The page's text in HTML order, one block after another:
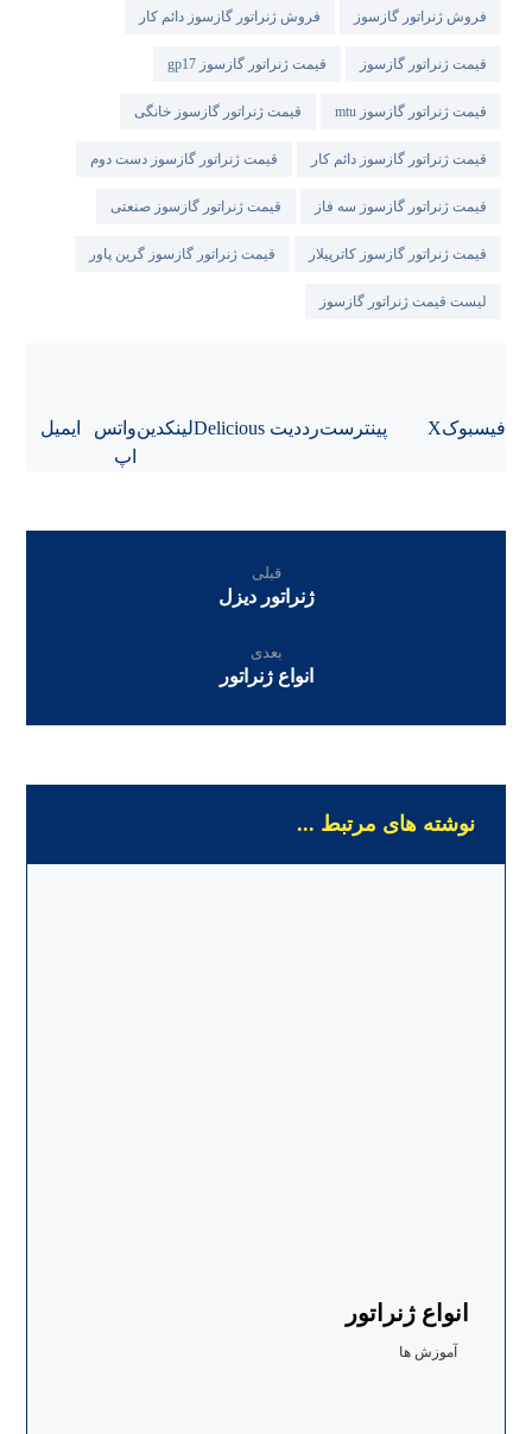
فروش ژنراتور گازسوز فروش ژنراتور گازسوز دائم کار
قیمت ژنراتور گازسوز قیمت ژنراتور گازسوز gp17
قیمت ژنراتور گازسوز mtu قیمت ژنراتور گازسوز خانگی
قیمت ژنراتور گازسوز دائم کار قیمت ژنراتور گازسوز دست دوم
قیمت ژنراتور گازسوز سه فاز قیمت ژنراتور گازسوز صنعتی
قیمت ژنراتور گازسوز کاترپیلار قیمت ژنراتور گازسوز گرین پاور
لیست قیمت ژنراتور گازسوز
فیسبوکX پینترسترددیت Deliciousلینکدینواتس
اپ
ایمیل
قبلی
ژنراتور دیزل
بعدی
انواع ژنراتور
نوشته های مرتبط ...
انواع ژنراتور
آموزش ها